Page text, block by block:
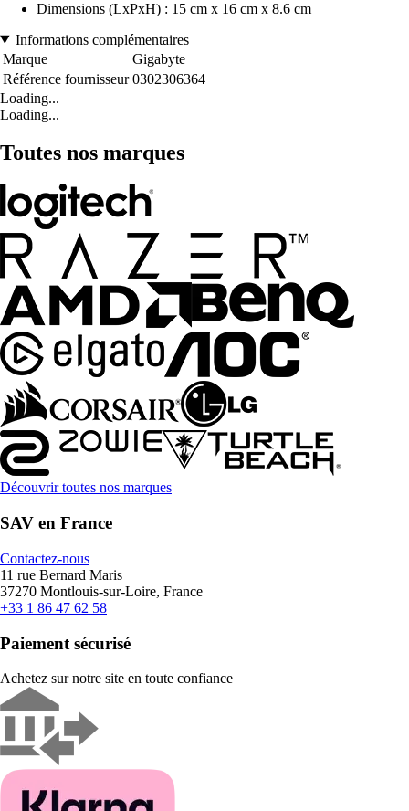
Dimensions (LxPxH) : 15 cm x 16 cm x 8.6 cm
Informations complémentaires
Marque
Gigabyte
Référence fournisseur 0302306364
Loading...
Loading...
Toutes nos marques
Découvrir toutes nos marques
SAV en France
Contactez-nous
11 rue Bernard Maris
37270 Montlouis-sur-Loire, France
+33 1 86 47 62 58
Paiement sécurisé
Achetez sur notre site en toute confiance